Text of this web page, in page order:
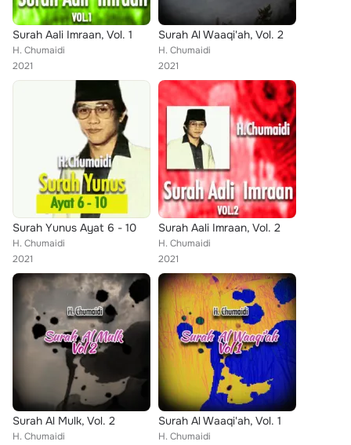
Surah Aali Imraan, Vol. 1
H. Chumaidi
2021
Surah Al Waaqi'ah, Vol. 2
H. Chumaidi
2021
Surah Yunus Ayat 6 - 10
H. Chumaidi
2021
Surah Aali Imraan, Vol. 2
H. Chumaidi
2021
Surah Al Mulk, Vol. 2
H. Chumaidi
Surah Al Waaqi'ah, Vol. 1
H. Chumaidi